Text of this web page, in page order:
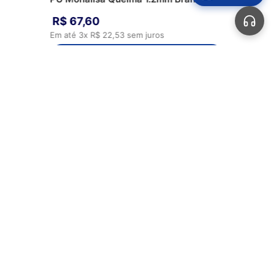
R$ 67,60
Em até 3x R$ 22,53sem juros